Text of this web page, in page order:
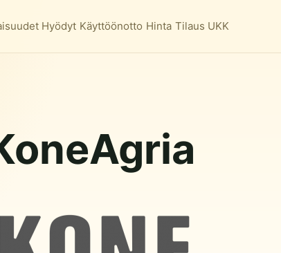
Hyödyt Käyttöönotto Hinta Tilaus UKK